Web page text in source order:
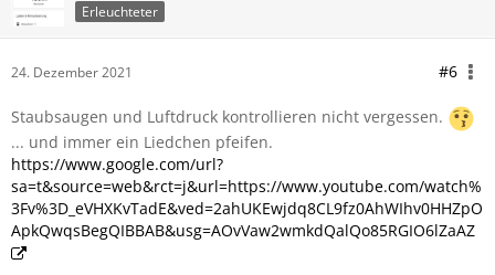
Erleuchteter
24. Dezember 2021 #6
Staubsaugen und Luftdruck kontrollieren nicht vergessen.
... und immer ein Liedchen pfeifen.
https://www.google.com/url?
sa=t&source=web&rct=j&url=https://www.youtube.com/watch%
3Fv%3D_eVHXKvTadE&ved=2ahUKEwjdq8CL9fz0AhWIhv0HHZpO
ApkQwqsBegQIBBAB&usg=AOvVaw2wmkdQalQo85RGIO6lZaAZ